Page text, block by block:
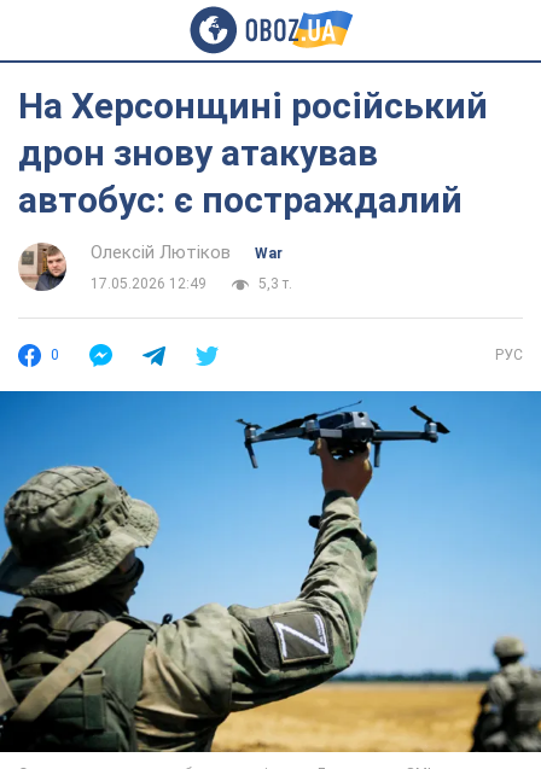
На Херсонщині російський
дрон знову атакував
автобус: є постраждалий
Олексій Лютіков
War
17.05.2026 12:49
5,3 т.
0 РУС